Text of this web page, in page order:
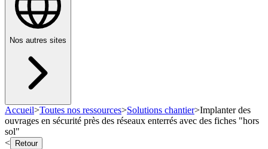
Nos autres sites
Accueil>Toutes nos ressources>Solutions chantier>Implanter des
ouvrages en sécurité près des réseaux enterrés avec des fiches "hors
sol"
<
Retour